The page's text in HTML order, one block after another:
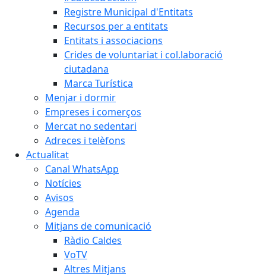
Registre Municipal d'Entitats
Recursos per a entitats
Entitats i associacions
Crides de voluntariat i col.laboració
ciutadana
Marca Turística
Menjar i dormir
Empreses i comerços
Mercat no sedentari
Adreces i telèfons
Actualitat
Canal WhatsApp
Notícies
Avisos
Agenda
Mitjans de comunicació
Ràdio Caldes
VoTV
Altres Mitjans